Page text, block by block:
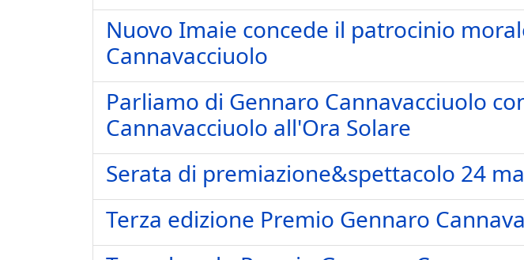
Nuovo Imaie concede il patrocinio
Cannavacciuolo
Parliamo di Gennaro Cannavacciuolo
Cannavacciuolo all'Ora Solare
Serata di premiazione&spettacolo 24
Terza edizione Premio Gennaro